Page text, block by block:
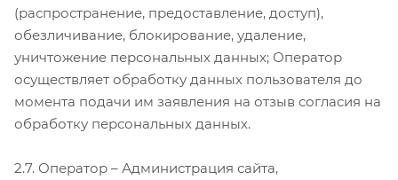
(распространение, предоставление, доступ),
обезличивание, блокирование, удаление,
уничтожение персональных данных; Оператор
осуществляет обработку данных пользователя до
момента подачи им заявления на отзыв согласия на
обработку персональных данных.
2.7. Оператор – Администрация сайта,